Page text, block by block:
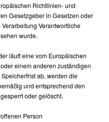
Richtlinien- und
Gesetzgeber in Gesetzen oder
Verantwortliche
wurde.
läuft eine vom Europäischen
einem anderen zuständigen
ab, werden die
und entsprechend den
oder gelöscht.
Person